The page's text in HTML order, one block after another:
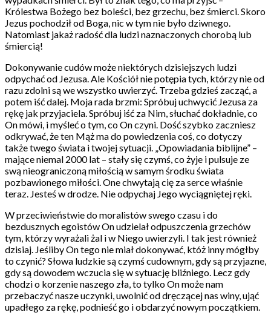
Królestwa Bożego bez boleści, bez grzechu, bez śmierci. Skoro
Jezus pochodził od Boga, nic w tym nie było dziwnego.
Natomiast jakaż radość dla ludzi naznaczonych chorobą lub
śmiercią!
Dokonywanie cudów może niektórych dzisiejszych ludzi
odpychać od Jezusa. Ale Kościół nie potępia tych, którzy nie od
razu zdolni są we wszystko uwierzyć. Trzeba gdzieś zacząć, a
potem iść dalej. Moja rada brzmi: Spróbuj uchwycić Jezusa za
rękę jak przyjaciela. Spróbuj iść za Nim, słuchać dokładnie, co
On mówi, i myśleć o tym, co On czyni. Dość szybko zaczniesz
odkrywać, że ten Mąż ma do powiedzenia coś, co dotyczy
także twego świata i twojej sytuacji. „Opowiadania biblijne” –
mające niemal 2000 lat – stały się czymś, co żyje i pulsuje ze
swą nieograniczoną miłością w samym środku świata
pozbawionego miłości. One chwytają cię za serce właśnie
teraz. Jesteś w drodze. Nie odpychaj Jego wyciągniętej ręki.
W przeciwieństwie do moralistów swego czasu i do
bezdusznych egoistów On udzielał odpuszczenia grzechów
tym, którzy wyrażali żal i w Niego uwierzyli. I tak jest również
dzisiaj. Jeśliby On tego nie miał dokonywać, któż inny mógłby
to czynić? Słowa ludzkie są czymś cudownym, gdy są przyjazne,
gdy są dowodem wczucia się w sytuację bliźniego. Lecz gdy
chodzi o korzenie naszego zła, to tylko On może nam
przebaczyć nasze uczynki, uwolnić od dręczącej nas winy, ująć
upadłego za rękę, podnieść go i obdarzyć nowym początkiem.